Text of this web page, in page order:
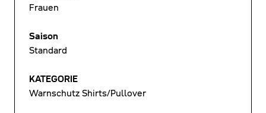
Frauen
Saison
Standard
KATEGORIE
Warnschutz Shirts/Pullover